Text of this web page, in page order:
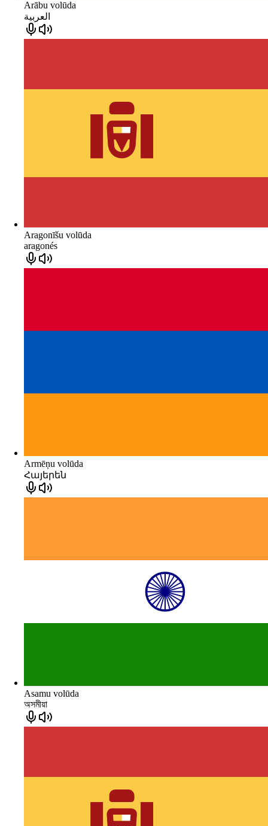
Arābu volūda
العربية
Aragonīšu volūda
aragonés
Armēņu volūda
Հայերեն
Asamu volūda
অসমীয়া